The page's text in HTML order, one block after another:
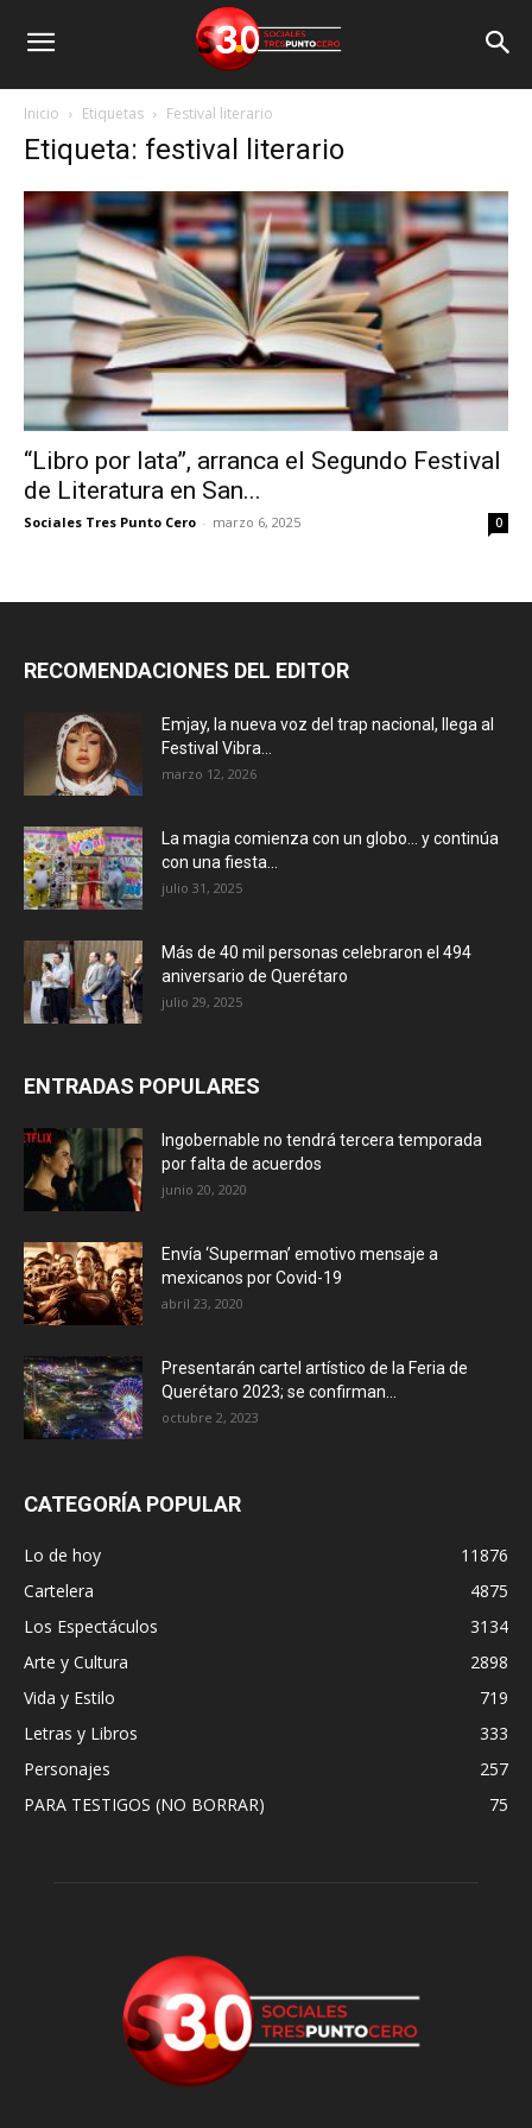
Inicio Etiquetas Festival literario
Etiqueta: festival literario
“Libro por lata”, arranca el Segundo Festival
de Literatura en San...
Sociales Tres Punto Cero - marzo 6, 2025 0
RECOMENDACIONES DEL EDITOR
Emjay, la nueva voz del trap nacional, llega al
Festival Vibra...
marzo 12, 2026
La magia comienza con un globo… y continúa
con una fiesta...
julio 31, 2025
Más de 40 mil personas celebraron el 494
aniversario de Querétaro
julio 29, 2025
ENTRADAS POPULARES
Ingobernable no tendrá tercera temporada
por falta de acuerdos
junio 20, 2020
Envía ‘Superman’ emotivo mensaje a
mexicanos por Covid-19
abril 23, 2020
Presentarán cartel artístico de la Feria de
Querétaro 2023; se confirman...
octubre 2, 2023
CATEGORÍA POPULAR
Lo de hoy
11876
Cartelera
4875
Los Espectáculos
3134
Arte y Cultura
2898
Vida y Estilo
719
Letras y Libros
333
Personajes
257
PARA TESTIGOS (NO BORRAR)
75